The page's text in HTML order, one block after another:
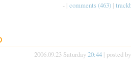
- | comments (463) |
2006.09.23 Saturday20:44 | posted